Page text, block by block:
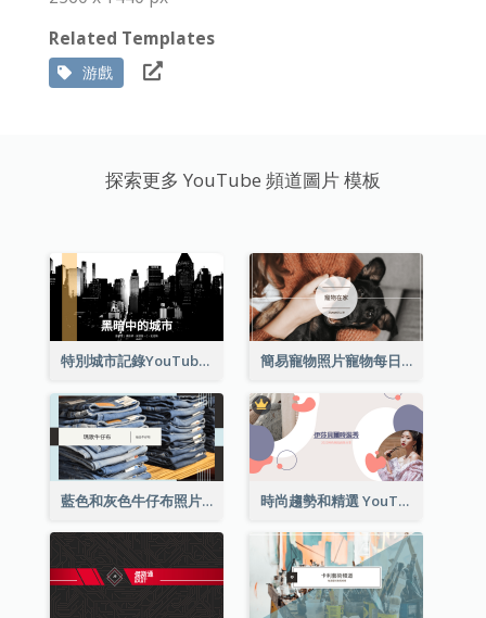
Related Templates
游戲
探索更多 YouTube 頻道圖片 模板
特別城市記錄YouTube頻道圖片 簡易寵物照片寵物每日YouTube頻道圖片
藍色和灰色牛仔布照片時尚展望YouTube頻道圖片 時尚趨勢和精選 YouTube 頻道圖片